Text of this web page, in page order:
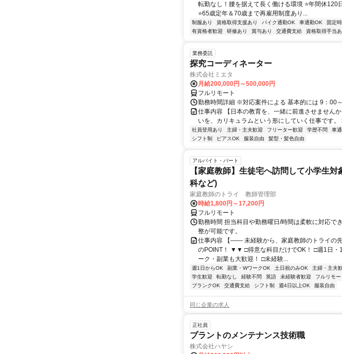
転勤なし！腰を据えて長く働ける環境 ⭐年間休
⭐65歳定年＆70歳まで再雇用制度あり...
制服あり 資格取得支援あり バイク通勤OK 車通勤OK 固定
有資格者歓迎
研修あり 賞与あり 交通費支給 資格取得手当あ
業務委託
探究コーディネーター
株式会社ミエタ
月給200,000円～500,000円
フルリモート
勤務時間詳細 ※対応案件による 基本的には 9：00
仕事内容 【日本の教育を、一緒に前進させません
いを、カリキュラムという形にしていく仕事です
社員登用あり 主婦・主夫歓迎 フリーター歓迎 学歴不問 車
シフト制
ピアスOK 服装自由 髪型・髪色自由
アルバイト・パート
【家庭教師】生徒宅へ訪問して小学生
科など)
家庭教師のトライ 教師管理部
時給1,800円～17,200円
フルリモート
勤務時間 担当科目や勤務曜日/時間は柔軟に対応で
整が可能です。
仕事内容 【―― 未経験から、家庭教師のトライ
のPOINT！ ▼▼ □得意な科目だけでOK！ □週1日・
ーク・副業も大歓迎！ □未経験...
週1日からOK 副業・WワークOK 土日祝のみOK 主婦・主夫
学生歓迎
転勤なし 経験不問 英語 未経験者歓迎 フルリモー
ブランクOK
交通費支給 シフト制 週4日以上OK 服装自由
同じ企業の求人
正社員
プラントのメンテナンス技術職
株式会社ハヤシ